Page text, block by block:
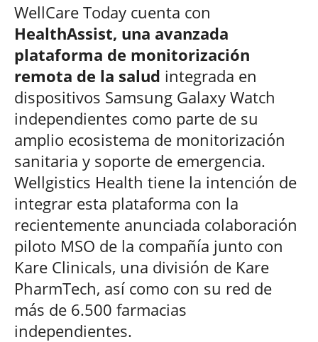
WellCare Today cuenta con
HealthAssist, una avanzada
plataforma de monitorización
remota de la salud integrada en
dispositivos Samsung Galaxy Watch
independientes como parte de su
amplio ecosistema de monitorización
sanitaria y soporte de emergencia.
Wellgistics Health tiene la intención de
integrar esta plataforma con la
recientemente anunciada colaboración
piloto MSO de la compañía junto con
Kare Clinicals, una división de Kare
PharmTech, así como con su red de
más de 6.500 farmacias
independientes.